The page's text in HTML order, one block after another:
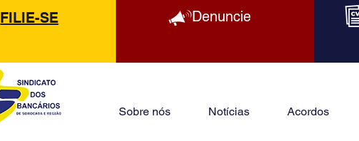
FILIE-SE Denuncie
Sobre nós Notícias Acordos